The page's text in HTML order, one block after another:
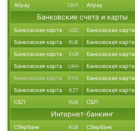
Alipay CNY Alipay
Банковские счета и карты
Банковская карта USD Банковская карта
Банковская карта RUB Банковская карта
Банковская карта EUR Банковская карта
Банковская карта UAH Банковская карта
Банковская карта BYN Банковская карта
Банковская карта KZT Банковская карта
СБП RUB СБП
Интернет-банкинг
Сбербанк RUB Сбербанк